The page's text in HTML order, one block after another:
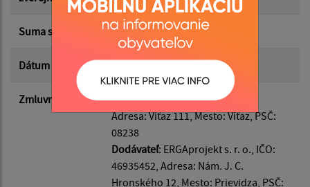
Typ:
Filtrovať Reset
Suma s DPH* 31 119.00 €
Dátum uzavretia
Zmluvná strana Odberateľ: Víťaz, IČO: 00327981,
Adresa: Víťaz 111, Mesto: Víťaz, PSČ:
08238
Dodávateľ: ERGAprojekt s. r. o., IČO:
46935452, Adresa: Nám. J. C.
Hronského 12, Mesto: Prievidza, PSČ: